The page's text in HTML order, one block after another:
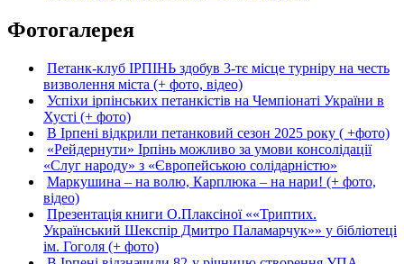
Фотогалерея
Петанк-клуб ІРПІНЬ здобув 3-тє місце турніру на честь
визволення міста (+ фото, відео)
Успіхи ірпінських петанкістів на Чемпіонаті України в
Хусті (+ фото)
В Ірпені відкрили петанковий сезон 2025 року ( +фото)
«Рейдернути» Ірпінь можливо за умови консолідації
«Слуг народу» з «Європейською солідарністю»
Маркушина – на волю, Карплюка – на нари! (+ фото,
відео)
Презентація книги О.Плаксіної ««Триптих.
Український Шекспір Дмитро Паламарчук»» у бібліотеці
ім. Гоголя (+ фото)